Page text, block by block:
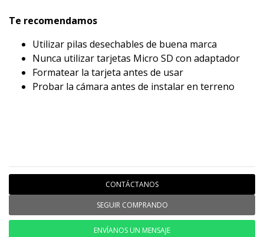
Te recomendamos
Utilizar pilas desechables de buena marca
Nunca utilizar tarjetas Micro SD con adaptador
Formatear la tarjeta antes de usar
Probar la cámara antes de instalar en terreno
CONTÁCTANOS
SEGUIR COMPRANDO
ENVÍANOS UN MENSAJE